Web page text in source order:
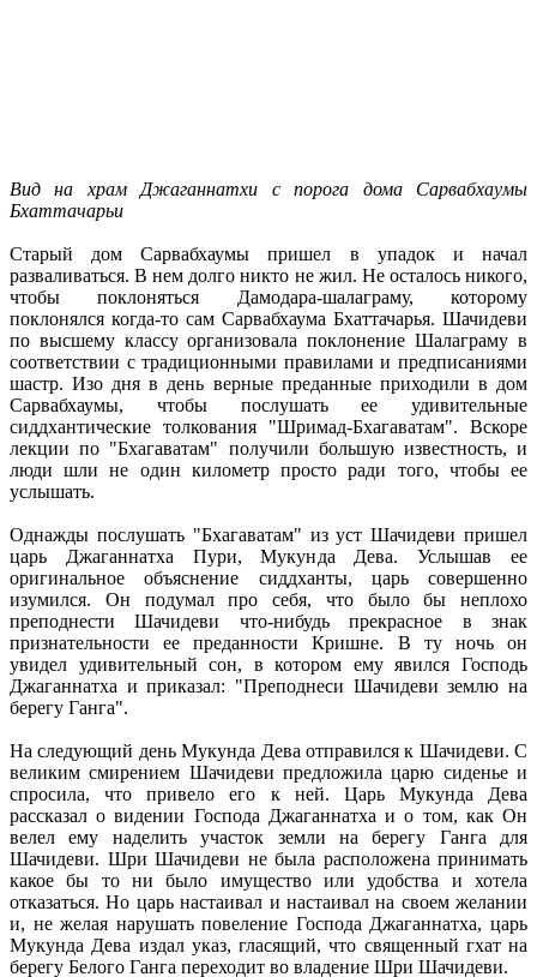
Вид на храм Джаганнатхи с порога дома Сарвабхаумы
Бхаттачарьи
Старый дом Сарвабхаумы пришел в упадок и начал
разваливаться. В нем долго никто не жил. Не осталось никого,
чтобы поклоняться Дамодара-шалаграму, которому
поклонялся когда-то сам Сарвабхаума Бхаттачарья. Шачидеви
по высшему классу организовала поклонение Шалаграму в
соответствии с традиционными правилами и предписаниями
шастр. Изо дня в день верные преданные приходили в дом
Сарвабхаумы, чтобы послушать ее удивительные
сиддхантические толкования "Шримад-Бхагаватам". Вскоре
лекции по "Бхагаватам" получили большую известность, и
люди шли не один километр просто ради того, чтобы ее
услышать.
Однажды послушать "Бхагаватам" из уст Шачидеви пришел
царь Джаганнатха Пури, Мукунда Дева. Услышав ее
оригинальное объяснение сиддханты, царь совершенно
изумился. Он подумал про себя, что было бы неплохо
преподнести Шачидеви что-нибудь прекрасное в знак
признательности ее преданности Кришне. В ту ночь он
увидел удивительный сон, в котором ему явился Господь
Джаганнатха и приказал: "Преподнеси Шачидеви землю на
берегу Ганга".
На следующий день Мукунда Дева отправился к Шачидеви. С
великим смирением Шачидеви предложила царю сиденье и
спросила, что привело его к ней. Царь Мукунда Дева
рассказал о видении Господа Джаганнатха и о том, как Он
велел ему наделить участок земли на берегу Ганга для
Шачидеви. Шри Шачидеви не была расположена принимать
какое бы то ни было имущество или удобства и хотела
отказаться. Но царь настаивал и настаивал на своем желании
и, не желая нарушать повеление Господа Джаганнатха, царь
Мукунда Дева издал указ, гласящий, что священный гхат на
берегу Белого Ганга переходит во владение Шри Шачидеви.